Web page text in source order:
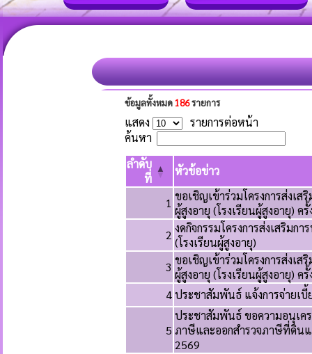
ข้อมูลทั้งหมด 186รายการ
แสดง
รายการต่อหน้า
ค้นหา
ลำดับ
ที่
หัวข้อข่าว
1 ขอเชิญเข้าร่วมโครงการส่ง
ผู้สูงอายุ (โรงเรียนผู้สูงอายุ) ค
2 งดกิจกรรมโครงการส่งเสริม
(โรงเรียนผู้สูงอายุ)
3 ขอเชิญเข้าร่วมโครงการส่ง
ผู้สูงอายุ (โรงเรียนผู้สูงอายุ) ค
4ประชาสัมพันธ์ แจ้งการจ่ายเ
5
ประชาสัมพันธ์ ขอความอนุเค
ภาษีและออกสำรวจภาษีที่ดิน
2569